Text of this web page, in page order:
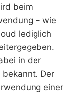
beim
– wie
lediglich
in der
Der
einer